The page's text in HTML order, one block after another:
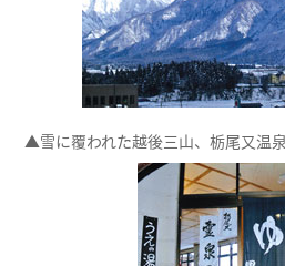
▲雪に覆われた越後三山、栃尾又温